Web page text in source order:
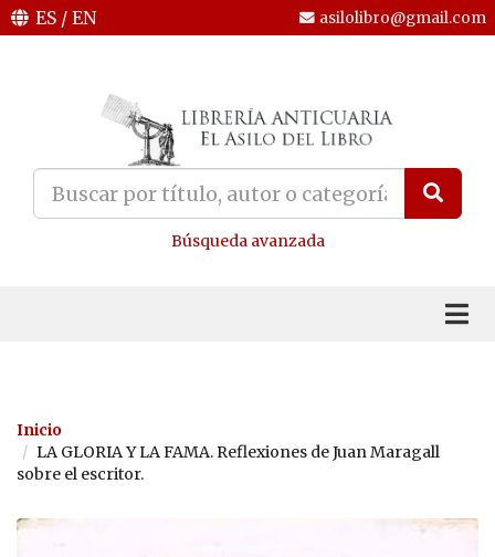
ES / EN asilolibro@gmail.com
Búsqueda avanzada
Inicio
LA GLORIA Y LA FAMA. Reflexiones de Juan Maragall
sobre el escritor.